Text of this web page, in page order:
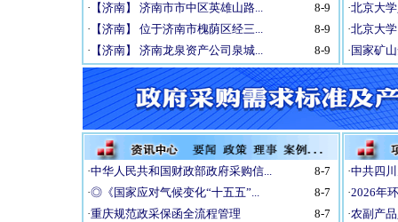
· 【济南】 济南市市中区英雄山路...
8-9
· 【济南】 位于济南市槐荫区经三...
8-9
· 【济南】 济南龙泉资产公司泉城... 8-9
·北京大
·北京大
· 国家矿
·中华人民共和国财政部政府采购信...
8-7
·◎《国家应对气候变化“十五五”...
8-7
·重庆规范政采保函全流程管理
8-7
·中共四
·2026年
·农副产